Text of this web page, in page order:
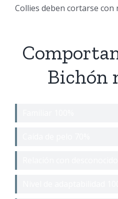
Collies deben cortarse con
Bichón